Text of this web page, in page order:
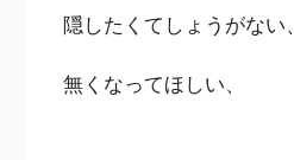
隠したくてしょうがない、
無くなってほしい、